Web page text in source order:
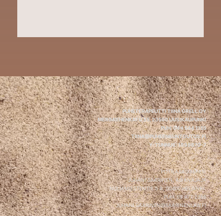
PUHETERAPEUTTI TIINA ORELL OY
MERIMIEHENKATU 35,23500 UUSIKAUPUNKI
PUH: 044 544 1155
TIINA@PUHEENKUNTOUTUS.FI
Y-TUNNUS:1839870-7
POTILASASIAMIES:
JUHANI SAARINEN, ASIANAJAJA
NUIJAMIESTENTIE 5 B, 00400 HELSINKI
PUH: 09 477 2356
JUHANI.SAARINEN@SAARINENLAW.FI